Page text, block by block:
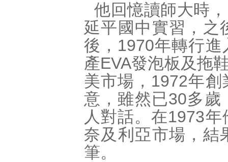
他回憶讀師大時
延平國中實習，之
後，1970年轉行
產EVA發泡板及拖
美市場，1972年
意，雖然已30多歲
人對話。在1973
奈及利亞市場，結
筆。